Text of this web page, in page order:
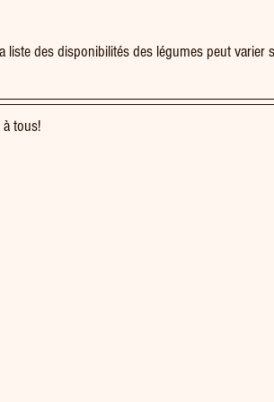
liste des disponibilités des légumes peut varier
tous!